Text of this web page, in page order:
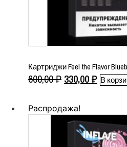
Картриджи Feel the Flavor
600,00₽
составляла
600,00 ₽.
330,00₽ В
Распродажа!